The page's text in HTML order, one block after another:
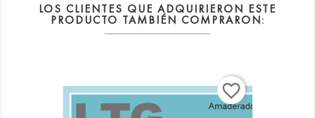
LOS CLIENTES QUE ADQUIRIERON ESTE
PRODUCTO TAMBIÉN COMPRARON:
favorite_border